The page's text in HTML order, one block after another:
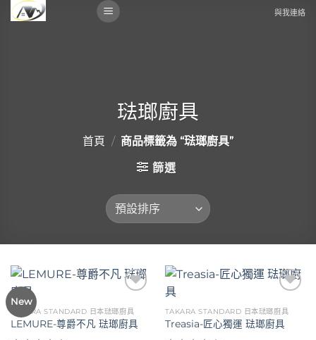
Skip
to
與我連絡
琺瑯廚具
首頁 / 商品標籤為 “琺瑯廚具”
篩選
New
wishlist
TAKARA STANDARD 日本琺瑯廚具
LEMURE-尊爵不凡 琺瑯廚具
wishlist
TAKARA STANDARD 日本琺瑯廚具
Treasia-匠心獨運 琺瑯廚具